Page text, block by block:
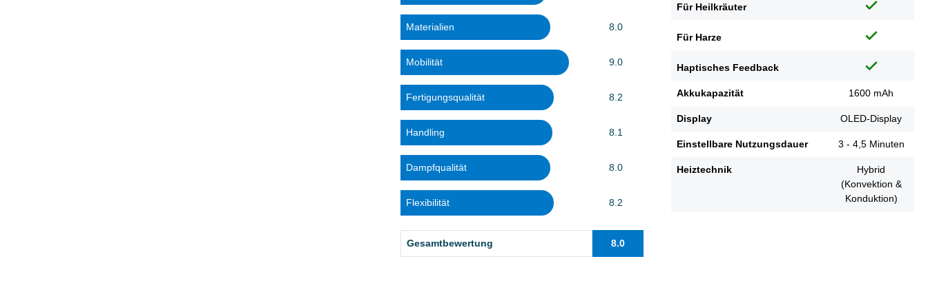
Materialien 8.0
Mobilität 9.0
Fertigungsqualität 8.2
Handling 8.1
Dampfqualität 8.0
Flexibilität 8.2
Gesamtbewertung 8.0
Für Heilkräuter
Für Harze
Haptisches Feedback
Akkukapazität 1600 mAh
Display OLED-Display
Einstellbare Nutzungsdauer 3 - 4,5 Minuten
Heiztechnik
Hybrid
(Konvektion &
Konduktion)